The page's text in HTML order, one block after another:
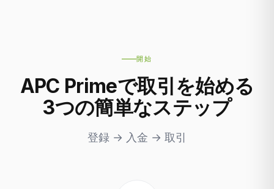
開始
APC Primeで取引を始める
3つの簡単なステップ
登録 → 入金 → 取引